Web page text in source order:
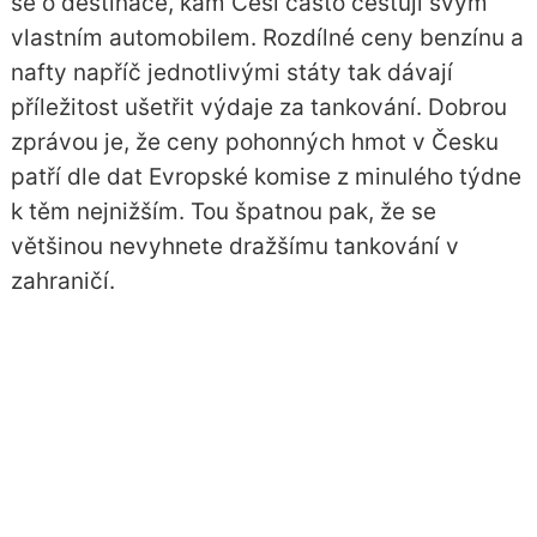
vlastním automobilem. Rozdílné ceny benzínu a
nafty napříč jednotlivými státy tak dávají
příležitost ušetřit výdaje za tankování. Dobrou
zprávou je, že ceny pohonných hmot v Česku
patří dle dat Evropské komise z minulého týdne
k těm nejnižším. Tou špatnou pak, že se
většinou nevyhnete dražšímu tankování v
zahraničí.